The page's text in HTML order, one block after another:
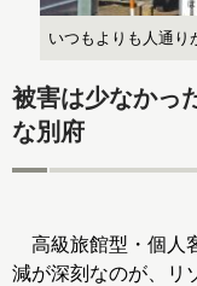
いつもよりも人通り
被害は少なかっ
な別府
高級旅館型・個人
減が深刻なのが、リ